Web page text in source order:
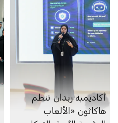
أكاديمية ربدان تنظم
هاكاثون «الألعاب